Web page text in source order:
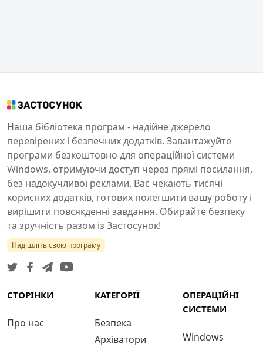
Наша бібліотека програм - надійне джерело
перевірених і безпечних додатків. Завантажуйте
програми безкоштовно для операційної системи
Windows, отримуючи доступ через прямі посилання,
без надокучливої реклами. Вас чекають тисячі
корисних додатків, готових полегшити вашу роботу і
вирішити повсякденні завдання. Обирайте безпеку
та зручність разом із Застосунок!
Надішліть свою програму
СТОРІНКИ
Про нас
КАТЕГОРІЇ
Безпека
Архіватори
ОПЕРАЦІЙНІ
СИСТЕМИ
Windows